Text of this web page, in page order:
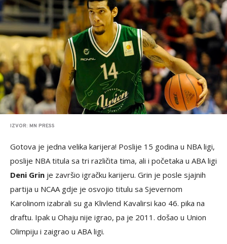
IZVOR: MN PRESS
Gotova je jedna velika karijera! Poslije 15 godina u NBA ligi,
poslije NBA titula sa tri različita tima, ali i početaka u ABA ligi
Deni Grin je završio igračku karijeru. Grin je posle sjajnih
partija u NCAA gdje je osvojio titulu sa Sjevernom
Karolinom izabrali su ga Klivlend Kavalirsi kao 46. pika na
draftu. Ipak u Ohaju nije igrao, pa je 2011. došao u Union
Olimpiju i zaigrao u ABA ligi.